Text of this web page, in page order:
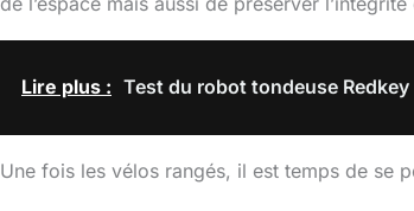
Lire plus : Test du robot tondeuse
Une fois les vélos rangés, il est temps de se